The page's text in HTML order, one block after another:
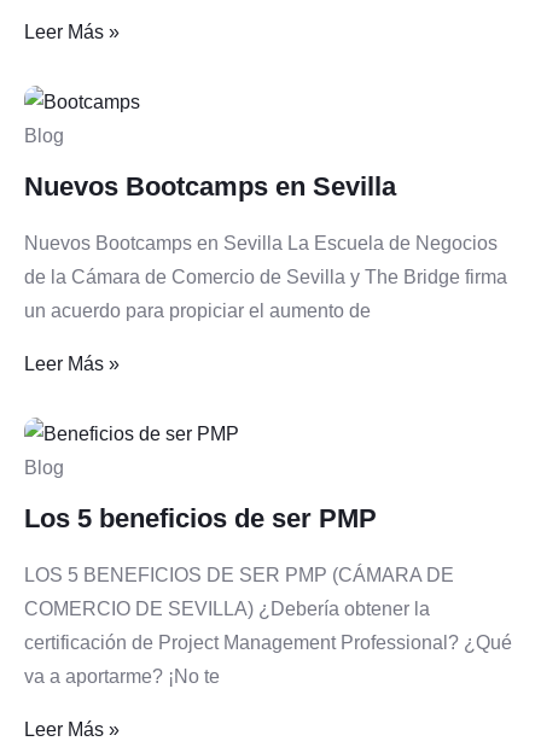
Leer Más »
Blog
Nuevos Bootcamps en Sevilla
Nuevos Bootcamps en Sevilla La Escuela de Negocios
de la Cámara de Comercio de Sevilla y The Bridge firma
un acuerdo para propiciar el aumento de
Leer Más »
Blog
Los 5 beneficios de ser PMP
LOS 5 BENEFICIOS DE SER PMP (CÁMARA DE
COMERCIO DE SEVILLA) ¿Debería obtener la
certificación de Project Management Professional? ¿Qué
va a aportarme? ¡No te
Leer Más »